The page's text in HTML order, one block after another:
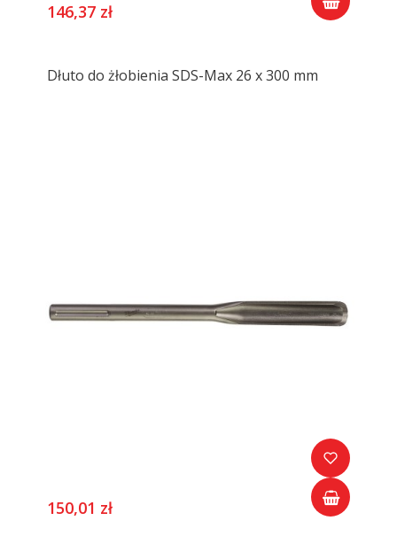
146,37 zł
Dłuto do żłobienia SDS-Max 26 x 300 mm
150,01 zł